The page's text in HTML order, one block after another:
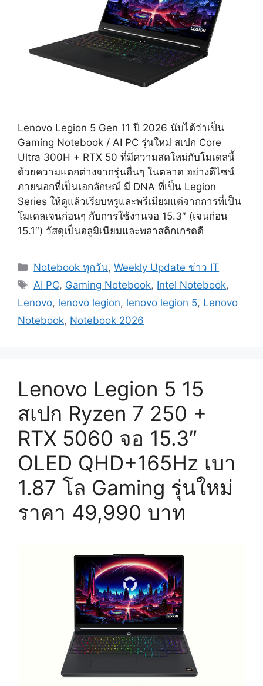
Lenovo Legion 5 Gen 11 ปี 2026 นับได้ว่าเป็น
Gaming Notebook / AI PC รุ่นใหม่ สเปก Core
Ultra 300H + RTX 50 ที่มีความสดใหม่กับโมเดลนี้
ด้วยความแตกต่างจากรุ่นอื่นๆ ในตลาด อย่างดีไซน์
ภายนอกที่เป็นเอกลักษณ์ มี DNA ที่เป็น Legion
Series ให้ดูแล้วเรียบหรูและพรีเมียมแต่จากการที่เป็น
โมเดลเจนก่อนๆ กับการใช้งานจอ 15.3″ (เจนก่อน
15.1″) วัสดุเป็นอลูมิเนียมและพลาสติกเกรดดี
Categories
Notebook ทุกวัน,Weekly Update ข่าว IT
Tags
AI PC, Gaming Notebook, Intel Notebook,
Lenovo, lenovo legion, lenovo legion 5, Lenovo
Notebook, Notebook 2026
Lenovo Legion 5 15
สเปก Ryzen 7 250 +
RTX 5060 จอ 15.3″
OLED QHD+165Hz เบา
1.87 โล Gaming รุ่นใหม่
ราคา 49,990 บาท